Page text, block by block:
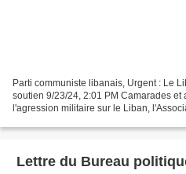
Parti communiste libanais, Urgent : Le
soutien 9/23/24, 2:01 PM Camarades et
l'agression militaire sur le Liban,
Lettre du Bureau